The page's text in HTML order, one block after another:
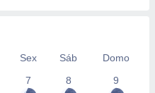
Sex Sáb
Domo
7 8 9